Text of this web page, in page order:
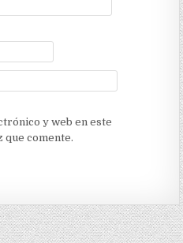
y web en este
que comente.